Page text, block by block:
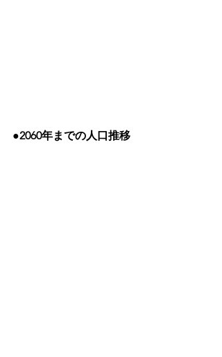
●2060年までの人口推移